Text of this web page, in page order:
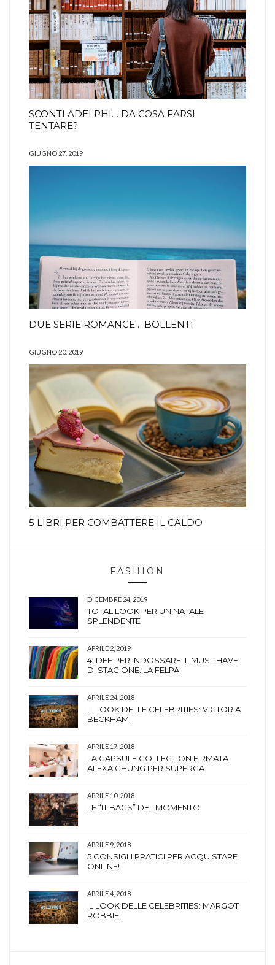
SCONTI ADELPHI… DA COSA FARSI
TENTARE?
GIUGNO 27, 2019
DUE SERIE ROMANCE… BOLLENTI
GIUGNO 20, 2019
5 LIBRI PER COMBATTERE IL CALDO
FASHION
DICEMBRE 24, 2019
TOTAL LOOK PER UN NATALE
SPLENDENTE
APRILE 2, 2019
4 IDEE PER INDOSSARE IL MUST HAVE
DI STAGIONE: LA FELPA
APRILE 24, 2018
IL LOOK DELLE CELEBRITIES: VICTORIA
BECKHAM
APRILE 17, 2018
LA CAPSULE COLLECTION FIRMATA
ALEXA CHUNG PER SUPERGA
APRILE 10, 2018
LE “IT BAGS” DEL MOMENTO.
APRILE 9, 2018
5 CONSIGLI PRATICI PER ACQUISTARE
ONLINE!
APRILE 4, 2018
IL LOOK DELLE CELEBRITIES: MARGOT
ROBBIE.